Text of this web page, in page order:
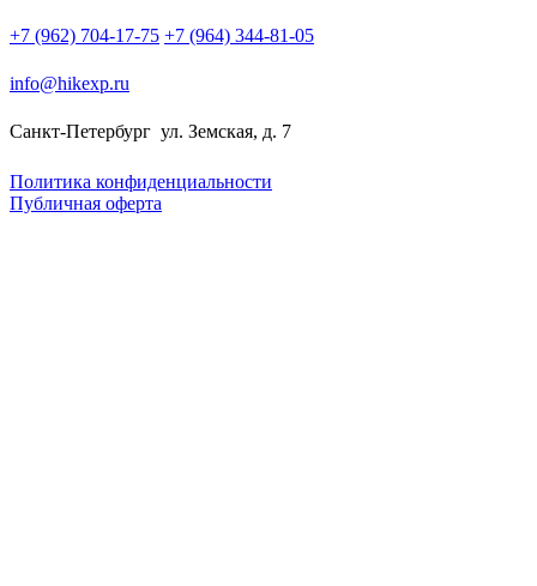
+7 (962) 704-17-75 +7 (964) 344-81-05
info@hikexp.ru
Санкт-Петербург ул. Земская, д. 7
Политика конфиденциальности
Публичная оферта